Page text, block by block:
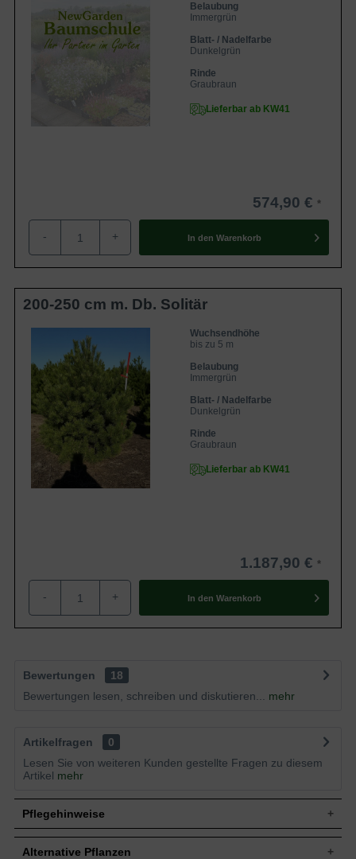
Belaubung
Immergrün
Blatt- / Nadelfarbe
Dunkelgrün
Rinde
Graubraun
Lieferbar ab KW41
574,90 €
- + In den Warenkorb
200-250 cm m. Db. Solitär
Wuchsendhöhe
bis zu 5 m
Belaubung
Immergrün
Blatt- / Nadelfarbe
Dunkelgrün
Rinde
Graubraun
Lieferbar ab KW41
1.187,90 €
- + In den Warenkorb
Bewertungen
18
Bewertungen lesen, schreiben und diskutieren...
mehr
Artikelfragen
0
Lesen Sie von weiteren Kunden gestellte Fragen zu diesem
Artikel mehr
Pflegehinweise
Alternative Pflanzen